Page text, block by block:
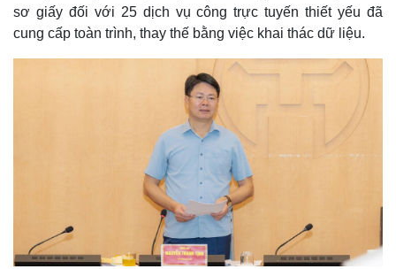
sơ giấy đối với 25 dịch vụ công trực tuyến thiết yếu đã
cung cấp toàn trình, thay thế bằng việc khai thác dữ liệu.